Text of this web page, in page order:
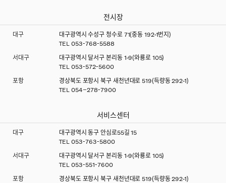
전시장
대구
대구광역시 수성구 청수로 71(중동 192-1번지)
TEL 053-768-5588
서대구
대구광역시 달서구 본리동 1-9(와룡로 105)
TEL 053-572-5600
포항
경상북도 포항시 북구 새천년대로 519(득량동 292-1)
TEL 054–278-7900
서비스센터
대구
대구광역시 동구 안심로55길 15
TEL 053-763-5800
서대구
대구광역시 달서구 본리동 1-9(와룡로 105)
TEL 053-551-7600
포항
경상북도 포항시 북구 새천년대로 519(득량동 292-1)